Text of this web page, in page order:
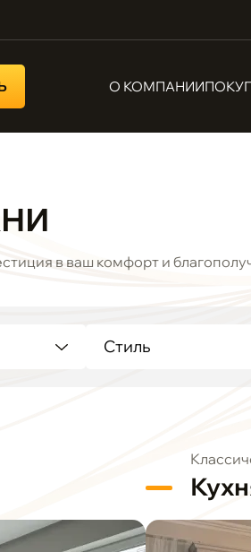
О КОМПАНИИ
в ваш комфорт и
Стиль